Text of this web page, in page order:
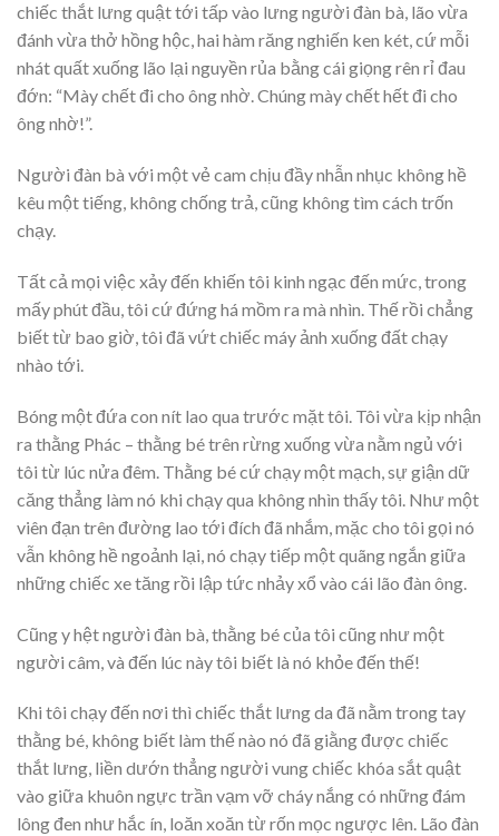
chiếc thắt lưng quật tới tấp vào lưng người đàn bà, lão vừa
đánh vừa thở hồng hộc, hai hàm răng nghiến ken két, cứ mỗi
nhát quất xuống lão lại nguyền rủa bằng cái giọng rên rỉ đau
đớn: “Mày chết đi cho ông nhờ. Chúng mày chết hết đi cho
ông nhờ!”.
Người đàn bà với một vẻ cam chịu đầy nhẫn nhục không hề
kêu một tiếng, không chống trả, cũng không tìm cách trốn
chạy.
Tất cả mọi việc xảy đến khiến tôi kinh ngạc đến mức, trong
mấy phút đầu, tôi cứ đứng há mồm ra mà nhìn. Thế rồi chẳng
biết từ bao giờ, tôi đã vứt chiếc máy ảnh xuống đất chạy
nhào tới.
Bóng một đứa con nít lao qua trước mặt tôi. Tôi vừa kịp nhận
ra thằng Phác – thằng bé trên rừng xuống vừa nằm ngủ với
tôi từ lúc nửa đêm. Thằng bé cứ chạy một mạch, sự giận dữ
căng thẳng làm nó khi chạy qua không nhìn thấy tôi. Như một
viên đạn trên đường lao tới đích đã nhắm, mặc cho tôi gọi nó
vẫn không hề ngoảnh lại, nó chạy tiếp một quãng ngắn giữa
những chiếc xe tăng rồi lập tức nhảy xổ vào cái lão đàn ông.
Cũng y hệt người đàn bà, thằng bé của tôi cũng như một
người câm, và đến lúc này tôi biết là nó khỏe đến thế!
Khi tôi chạy đến nơi thì chiếc thắt lưng da đã nằm trong tay
thằng bé, không biết làm thế nào nó đã giằng được chiếc
thắt lưng, liền dướn thẳng người vung chiếc khóa sắt quật
vào giữa khuôn ngực trần vạm vỡ cháy nắng có những đám
lông đen như hắc ín, loăn xoăn từ rốn mọc ngược lên. Lão đàn